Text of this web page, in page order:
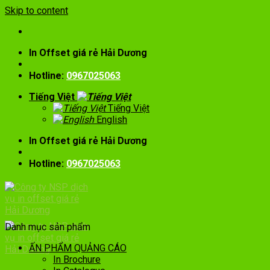
Skip to content
In Offset giá rẻ Hải Dương
Hotline: 0967025063
Tiếng Việt
Tiếng Việt
English
In Offset giá rẻ Hải Dương
Hotline: 0967025063
Danh mục sản phẩm
ẤN PHẨM QUẢNG CÁO
In Brochure